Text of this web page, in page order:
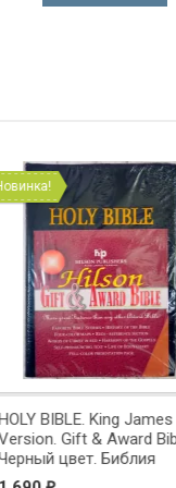
Новинка!
Открытка
С Юбилеем!